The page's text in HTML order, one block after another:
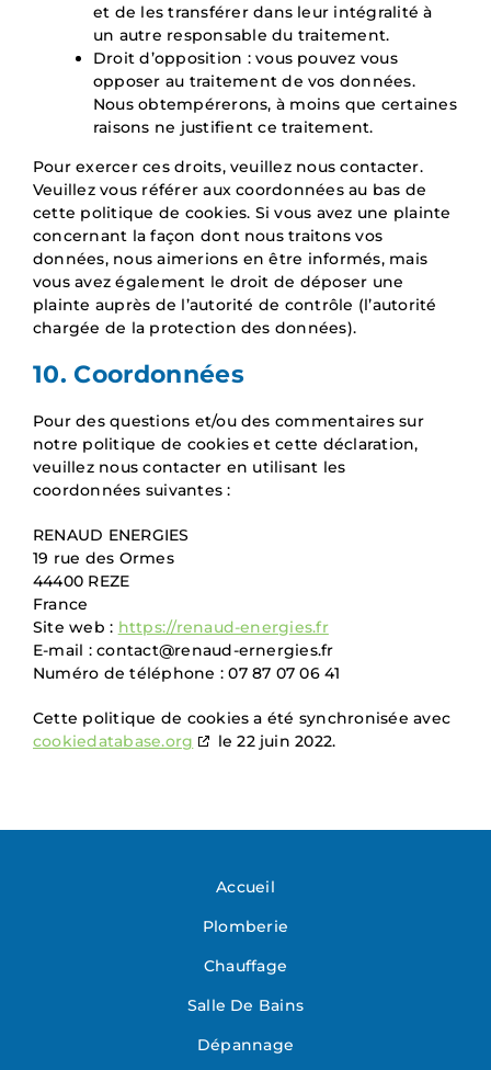
et de les transférer dans leur intégralité à
un autre responsable du traitement.
Droit d’opposition : vous pouvez vous
opposer au traitement de vos données.
Nous obtempérerons, à moins que certaines
raisons ne justifient ce traitement.
Pour exercer ces droits, veuillez nous contacter.
Veuillez vous référer aux coordonnées au bas de
cette politique de cookies. Si vous avez une plainte
concernant la façon dont nous traitons vos
données, nous aimerions en être informés, mais
vous avez également le droit de déposer une
plainte auprès de l’autorité de contrôle (l’autorité
chargée de la protection des données).
10. Coordonnées
Pour des questions et/ou des commentaires sur
notre politique de cookies et cette déclaration,
veuillez nous contacter en utilisant les
coordonnées suivantes :
RENAUD ENERGIES
19 rue des Ormes
44400 REZE
France
Site web : https://renaud-energies.fr
E-mail :contact@renaud-ernergies.fr
Numéro de téléphone : 07 87 07 06 41
Cette politique de cookies a été synchronisée avec
cookiedatabase.org
le 22 juin 2022.
Accueil
Plomberie
Chauffage
Salle De Bains
Dépannage